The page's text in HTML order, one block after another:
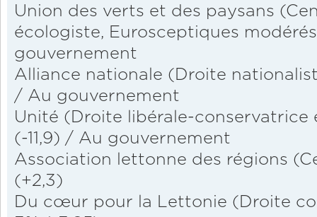
Union des verts et des paysans
écologiste, Eurosceptiques
gouvernement
Alliance nationale (Droite
/ Au gouvernement
Unité (Droite libérale-conservatrice
(-11,9) / Au gouvernement
Association lettonne des régions
(+2,3)
Du cœur pour la Lettonie (Droite